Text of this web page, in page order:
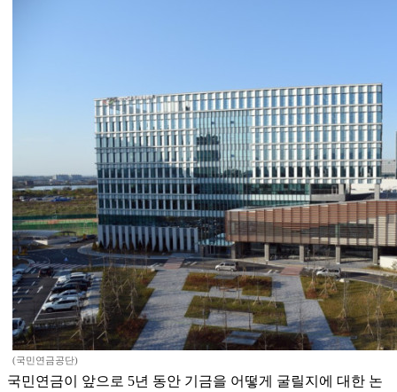
(국민연금공단)
국민연금이 앞으로 5년 동안 기금을 어떻게 굴릴지에 대한 논